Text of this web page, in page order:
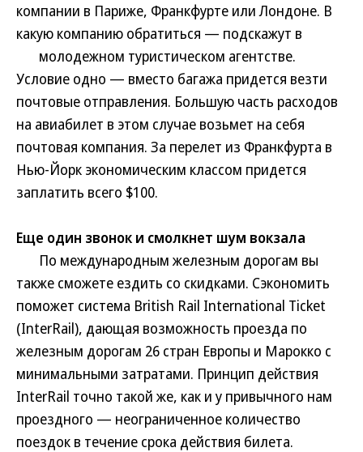
компании в Париже, Франкфурте или Лондоне. В
какую компанию обратиться — подскажут в
молодежном туристическом агентстве.
Условие одно — вместо багажа придется везти
почтовые отправления. Большую часть расходов
на авиабилет в этом случае возьмет на себя
почтовая компания. За перелет из Франкфурта в
Нью-Йорк экономическим классом придется
заплатить всего $100.
Еще один звонок и смолкнет шум вокзала
По международным железным дорогам вы
также сможете ездить со скидками. Сэкономить
поможет система British Rail International Ticket
(InterRail), дающая возможность проезда по
железным дорогам 26 стран Европы и Марокко с
минимальными затратами. Принцип действия
InterRail точно такой же, как и у привычного нам
проездного — неограниченное количество
поездок в течение срока действия билета.